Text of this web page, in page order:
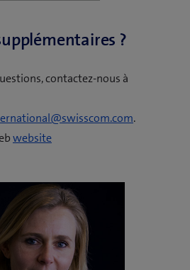
?
contactez-nous à
.
website